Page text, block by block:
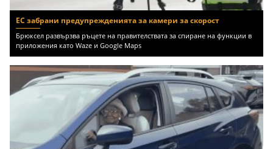
ЕС забрани предупрежденията за камери за скорост
Брюксел развързва ръцете на правителствата за спиране на функции в
приложения като Waze и Google Maps